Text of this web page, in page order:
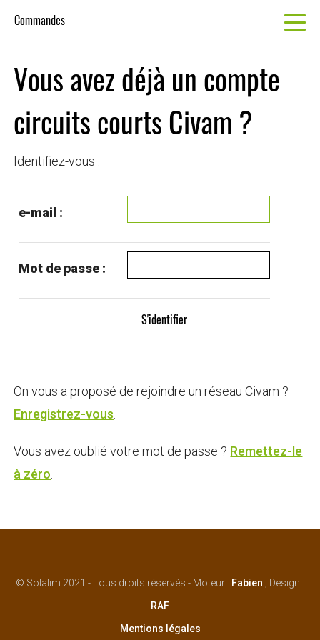
Commandes
Vous avez déjà un compte
circuits courts Civam ?
Identifiez-vous :
e-mail :
Mot de passe :
On vous a proposé de rejoindre un réseau Civam ?
Enregistrez-vous
Vous avez oublié votre mot de passe ? Remettez-le
à zéro
© Solalim 2021 - Tous droits réservés - Moteur : Fabien ; Design :
RAF
Mentions légales